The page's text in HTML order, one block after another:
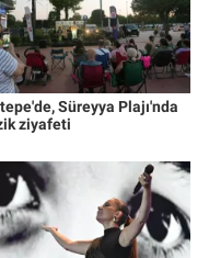
Süreyya Plajı'nda
ziyafeti